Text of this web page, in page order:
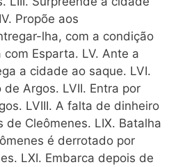
Propõe aos
lha, com a condição
Esparta. LV. Ante a
a cidade ao saque. LVI.
Argos. LVII. Entra por
LVIII. A falta de dinheiro
de Cleômenes. LIX. Batalha
é derrotado por
LXI. Embarca depois de